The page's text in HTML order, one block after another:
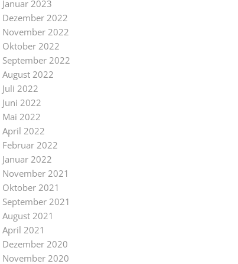
Januar 2023
Dezember 2022
November 2022
Oktober 2022
September 2022
August 2022
Juli 2022
Juni 2022
Mai 2022
April 2022
Februar 2022
Januar 2022
November 2021
Oktober 2021
September 2021
August 2021
April 2021
Dezember 2020
November 2020